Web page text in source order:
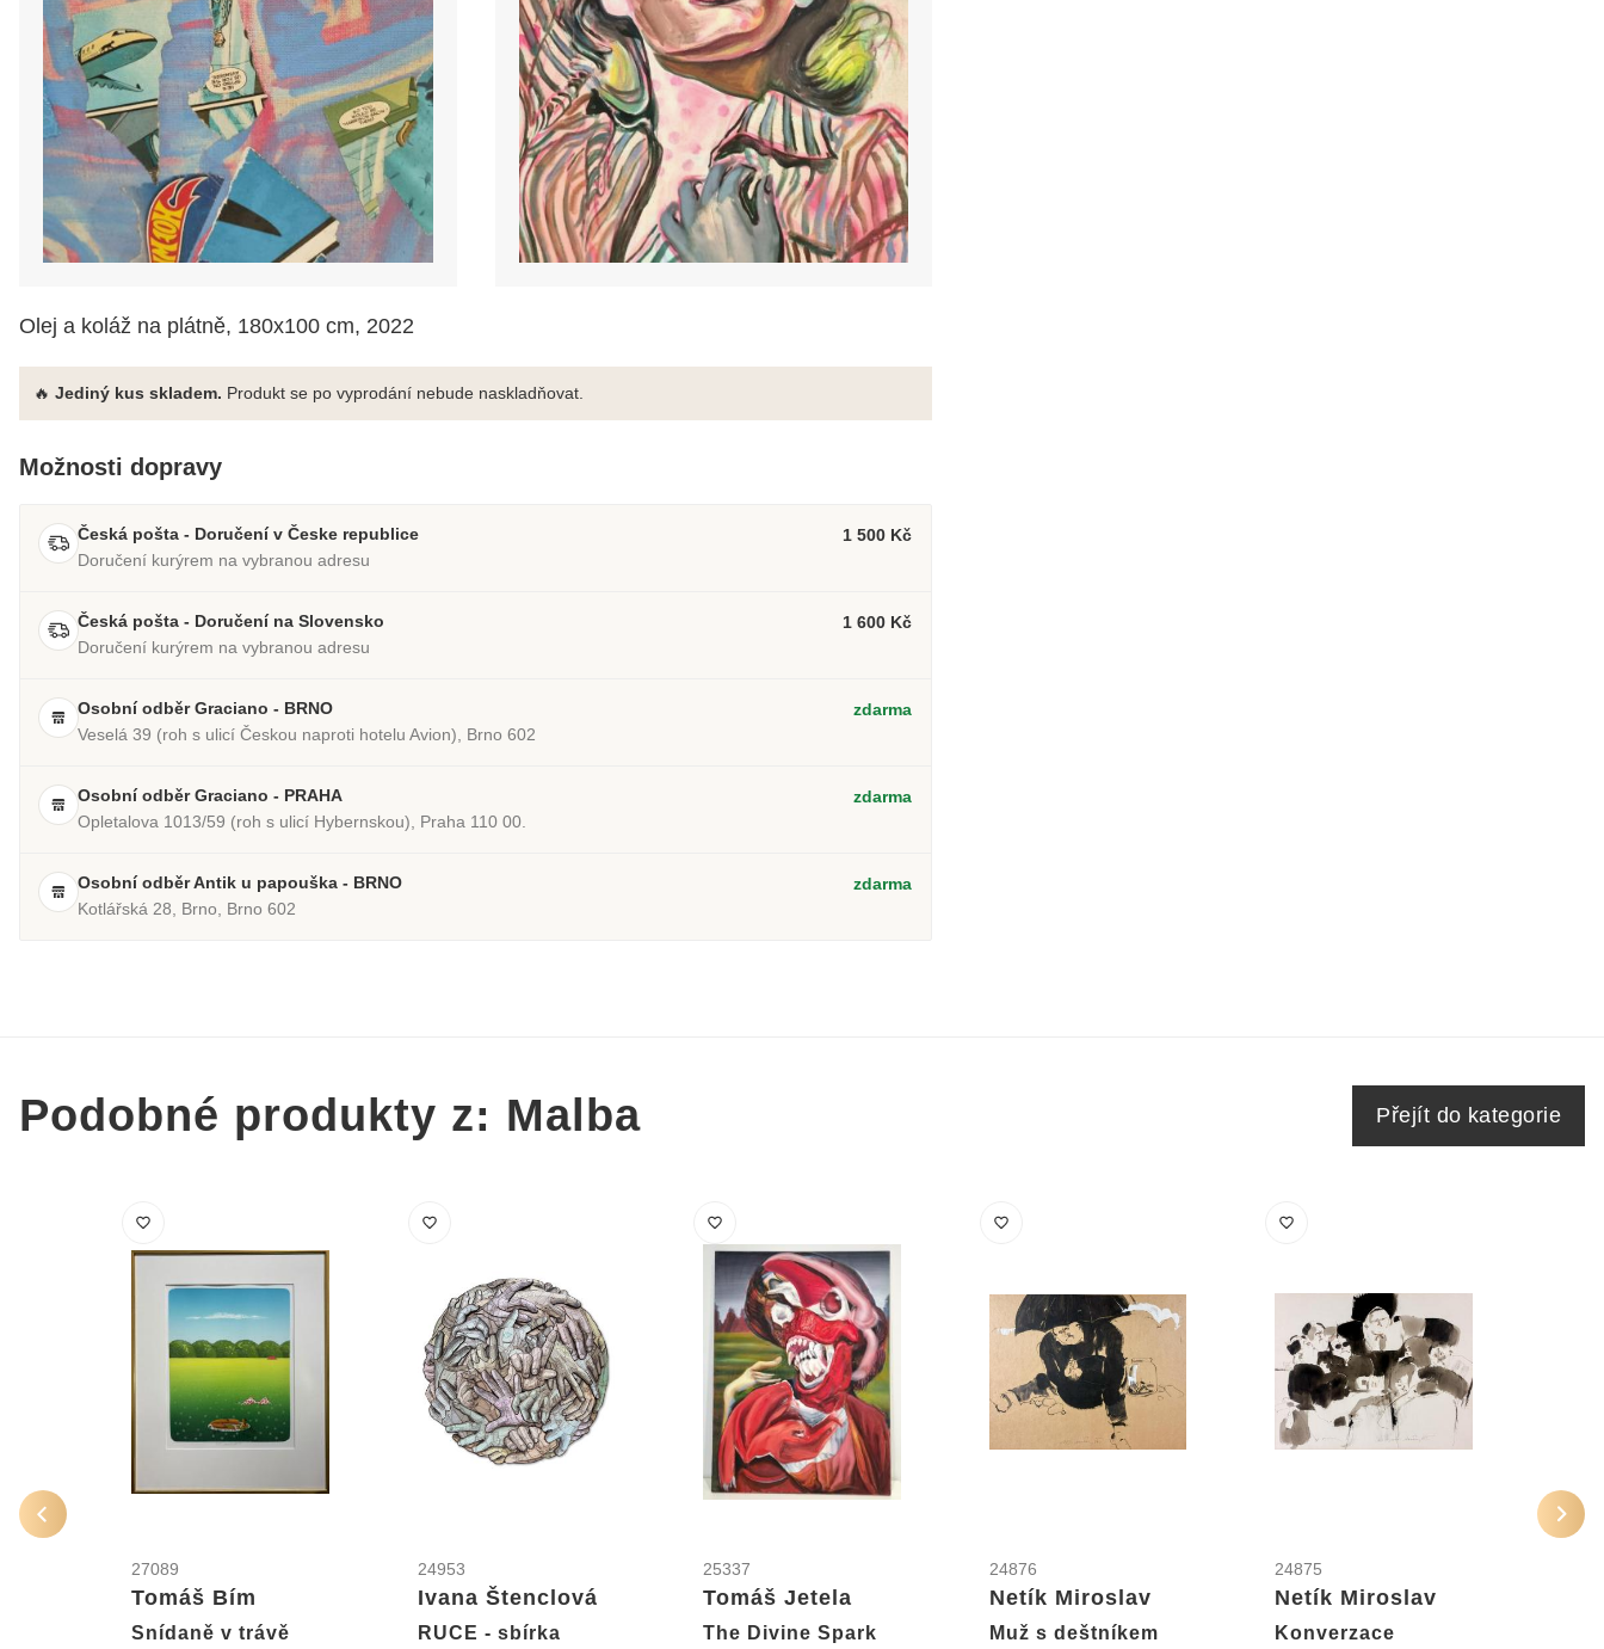
Olej a koláž na plátně, 180x100 cm, 2022
🔥 Jediný kus skladem. Produkt se po vyprodání nebude naskladňovat.
Možnosti dopravy
Česká pošta - Doručení v Česke republice
Doručení kurýrem na vybranou adresu
1 500 Kč
Česká pošta - Doručení na Slovensko
Doručení kurýrem na vybranou adresu
1 600 Kč
Osobní odběr Graciano - BRNO
Veselá 39 (roh s ulicí Českou naproti hotelu Avion), Brno 602
zdarma
Osobní odběr Graciano - PRAHA
Opletalova 1013/59 (roh s ulicí Hybernskou), Praha 110 00.
zdarma
Osobní odběr Antik u papouška - BRNO
Kotlářská 28, Brno, Brno 602
zdarma
Podobné produkty z: Malba Přejít do kategorie
27089
Tomáš Bím
Snídaně v trávě
24953
Ivana Štenclová
RUCE - sbírka
25337
Tomáš Jetela
The Divine Spark
24876
Netík Miroslav
Muž s deštníkem
24875
Netík Miroslav
Konverzace